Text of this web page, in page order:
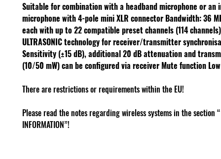
Suitable for combination with a headband microphone or an
microphone with 4-pole mini XLR connector Bandwidth: 36
each with up to 22 compatible preset channels (114
ULTRASONIC technology for receiver/transmitter
Sensitivity (±15 dB), additional 20 dB attenuation and
(10/50 mW) can be configured via receiver Mute function
There are restrictions or requirements within the EU!
Please read the notes regarding wireless systems in the section
INFORMATION”!